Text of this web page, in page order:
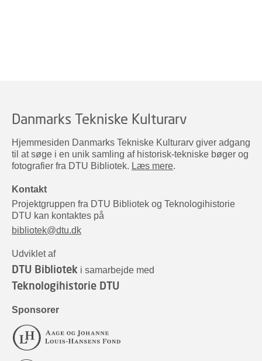
Danmarks Tekniske Kulturarv
Hjemmesiden Danmarks Tekniske Kulturarv giver adgang
til at søge i en unik samling af historisk-tekniske bøger og
fotografier fra DTU Bibliotek. Læs mere.
Kontakt
Projektgruppen fra DTU Bibliotek og Teknologihistorie
DTU kan kontaktes på
bibliotek@dtu.dk
Udviklet af
DTU Bibliotek i samarbejde med
Teknologihistorie DTU
Sponsorer